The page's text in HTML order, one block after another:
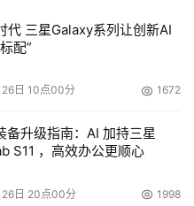
未来，而且没有迹象表明
的角色更像个收购
是十分明智的。它上个季
万美元或每股亏损7美分，
年将亏损每股0.10美元。他
代 三星Galaxy系列让创新AI
配”
日 10点00分 1672
备升级指南：AI 加持三星
S11 ，高效办公更顺心
日 20点00分 1998